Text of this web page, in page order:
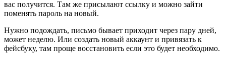
вас получится. Там же присылают ссылку и можно зайти
поменять пароль на новый.
Нужно подождать, письмо бывает приходит через пару дней,
может неделю. Или создать новый аккаунт и привязать к
фейсбуку, там проще восстановить если это будет необходимо.